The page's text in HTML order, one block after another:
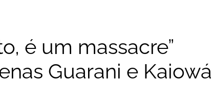
é um massacre”
Guarani e Kaiowá